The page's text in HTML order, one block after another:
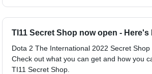
TI11 Secret Shop now open -
Dota 2 The International 2022 Secret Shop
Check out what you can get and how you
TI11 Secret Shop.